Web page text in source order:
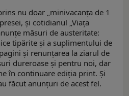
nu doar „minivacanța de 1
și cotidianul „Viața
măsuri de austeritate:
tipărite și a suplimentului de
și renunțarea la ziarul de
dureroase și pentru noi, dar
în continuare ediția print. Și
făcut anunțuri de acest fel.